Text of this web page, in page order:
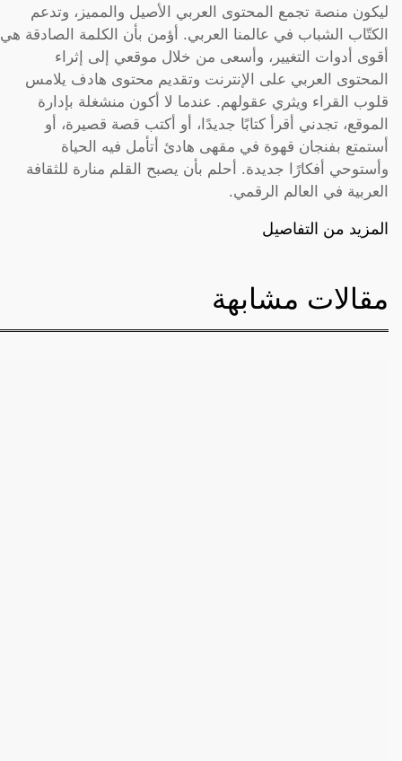
ليكون منصة تجمع المحتوى العربي الأصيل والمميز، وتدعم
الكتّاب الشباب في عالمنا العربي. أؤمن بأن الكلمة الصادقة هي
أقوى أدوات التغيير، وأسعى من خلال موقعي إلى إثراء
المحتوى العربي على الإنترنت وتقديم محتوى هادف يلامس
قلوب القراء ويثري عقولهم. عندما لا أكون منشغلة بإدارة
الموقع، تجدني أقرأ كتابًا جديدًا، أو أكتب قصة قصيرة، أو
أستمتع بفنجان قهوة في مقهى هادئ أتأمل فيه الحياة
وأستوحي أفكارًا جديدة. أحلم بأن يصبح القلم منارة للثقافة
العربية في العالم الرقمي.
المزيد من التفاصيل
مقالات مشابهة